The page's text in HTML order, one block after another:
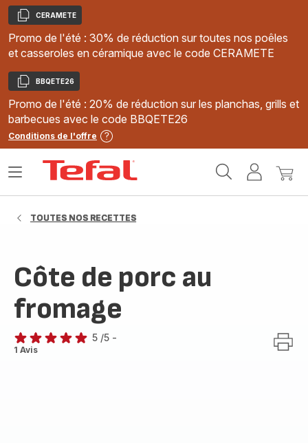
Copier
CERAMETE
Promo de l'été : 30% de réduction sur toutes nos poêles
et casseroles en céramique avec le code CERAMETE
Copier
BBQETE26
Promo de l'été : 20% de réduction sur les planchas, grills et
barbecues avec le code BBQETE26
Conditions de l'offre
MonMon
Ouvrir
TOUTES NOS RECETTES
Côte de porc au
fromage
Avis
5 /5 -
1 Avis